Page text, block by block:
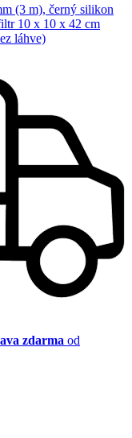
(3 m), černý silikon
10 x 10 x 42 cm
láhve)
zdarma od